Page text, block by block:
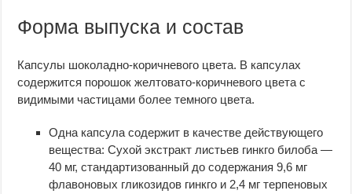
Форма выпуска и состав
Капсулы шоколадно-коричневого цвета. В капсулах
содержится порошок желтовато-коричневого цвета с
видимыми частицами более темного цвета.
Одна капсула содержит в качестве действующего
вещества: Сухой экстракт листьев гинкго билоба —
40 мг, стандартизованный до содержания 9,6 мг
флавоновых гликозидов гинкго и 2,4 мг терпеновых